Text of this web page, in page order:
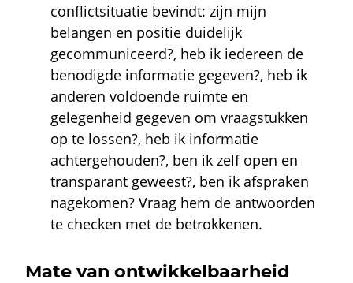
conflictsituatie bevindt: zijn mijn
belangen en positie duidelijk
gecommuniceerd?, heb ik iedereen de
benodigde informatie gegeven?, heb ik
anderen voldoende ruimte en
gelegenheid gegeven om vraagstukken
op te lossen?, heb ik informatie
achtergehouden?, ben ik zelf open en
transparant geweest?, ben ik afspraken
nagekomen? Vraag hem de antwoorden
te checken met de betrokkenen.
Mate van ontwikkelbaarheid